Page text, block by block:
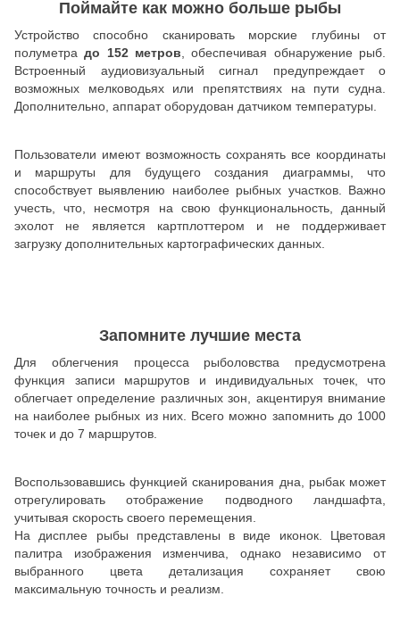
Поймайте как можно больше рыбы
Устройство способно сканировать морские глубины от
полуметрадо 152 метров , обеспечивая обнаружение рыб.
Встроенный аудиовизуальный сигнал предупреждает о
возможных мелководьях или препятствиях на пути судна.
Дополнительно, аппарат оборудован датчиком температуры.
Пользователи имеют возможность сохранять все координаты
и маршруты для будущего создания диаграммы, что
способствует выявлению наиболее рыбных участков. Важно
учесть, что, несмотря на свою функциональность, данный
эхолот не является картплоттером и не поддерживает
загрузку дополнительных картографических данных.
Запомните лучшие места
Для облегчения процесса рыболовства предусмотрена
функция записи маршрутов и индивидуальных точек, что
облегчает определение различных зон, акцентируя внимание
на наиболее рыбных из них. Всего можно запомнить до 1000
точек и до 7 маршрутов.
Воспользовавшись функцией сканирования дна, рыбак может
отрегулировать отображение подводного ландшафта,
учитывая скорость своего перемещения.
На дисплее рыбы представлены в виде иконок. Цветовая
палитра изображения изменчива, однако независимо от
выбранного цвета детализация сохраняет свою
максимальную точность и реализм.